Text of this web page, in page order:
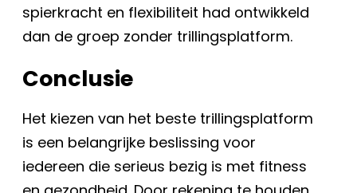
spierkracht en flexibiliteit had ontwikkeld
dan de groep zonder trillingsplatform.
Conclusie
Het kiezen van het beste trillingsplatform
is een belangrijke beslissing voor
iedereen die serieus bezig is met fitness